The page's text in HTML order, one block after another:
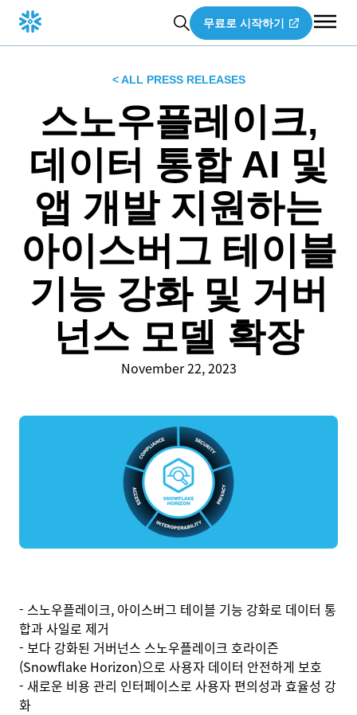
무료로 시작하기
< ALL PRESS RELEASES
스노우플레이크,
데이터 통합 AI 및
앱 개발 지원하는
아이스버그 테이블
기능 강화 및 거버
넌스 모델 확장
November 22, 2023
- 스노우플레이크, 아이스버그 테이블 기능 강화로 데이터 통
합과 사일로 제거
- 보다 강화된 거버넌스 스노우플레이크 호라이즌
(Snowflake Horizon)으로 사용자 데이터 안전하게 보호
- 새로운 비용 관리 인터페이스로 사용자 편의성과 효율성 강
화